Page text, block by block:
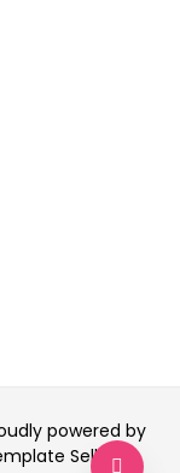
powered by
Sell.